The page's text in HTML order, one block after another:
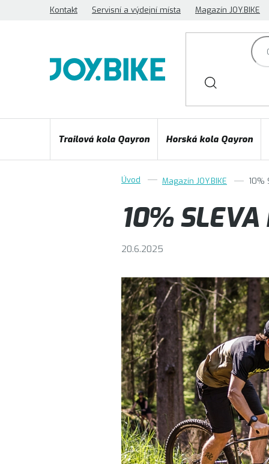
Kontakt Servisní a výdejní místa Magazín JOY.BIKE
Trailová kola Qayron Horská kola Qayron
Magazín JOY.BIKE 10%
10% SLEVA
20.6.2025